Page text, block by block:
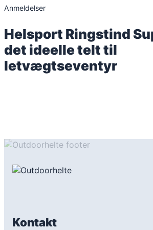
Anmeldelser
Helsport Ringstind
det ideelle telt til
letvægtseventyr
Kontakt